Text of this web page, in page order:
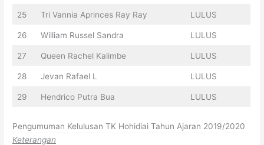
25 Tri Vannia Aprinces Ray Ray LULUS
26 William Russel Sandra LULUS
27 Queen Rachel Kalimbe LULUS
28 Jevan Rafael L LULUS
29 Hendrico Putra Bua LULUS
Pengumuman Kelulusan TK Hohidiai Tahun Ajaran 2019/2020
Keterangan